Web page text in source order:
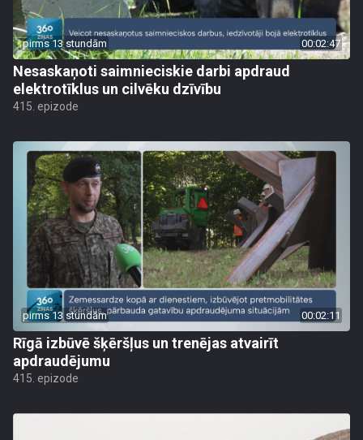
pirms 13 stundām 00:02:47
Nesaskaņoti saimnieciskie darbi apdraud
elektrotīklus un cilvēku dzīvību
415. epizode
pirms 13 stundām 00:02:11
Rīgā izbūvē šķēršļus un trenējas atvairīt
apdraudējumu
415. epizode